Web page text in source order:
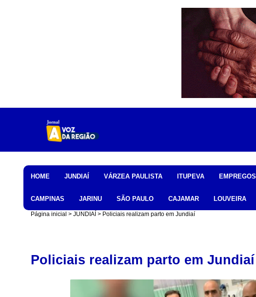
HOME JUNDIAÍ VÁRZEA PAULISTA ITUPEVA EMPREGOS
CAMPINAS JARINU SÃO PAULO CAJAMAR LOUVEIRA
Página inicial JUNDIAÍ Policiais realizam parto em Jundiaí
Policiais realizam parto em Jundiaí